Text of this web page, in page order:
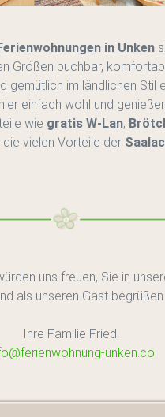
in Unken
Größen buchbar,
gemütlich im ländlichen Stil
einfach wohl und
wie gratis W-Lan,
vielen Vorteile der
uns freuen, Sie in
als unseren Gast
Ihre Familie Friedl
unken.co